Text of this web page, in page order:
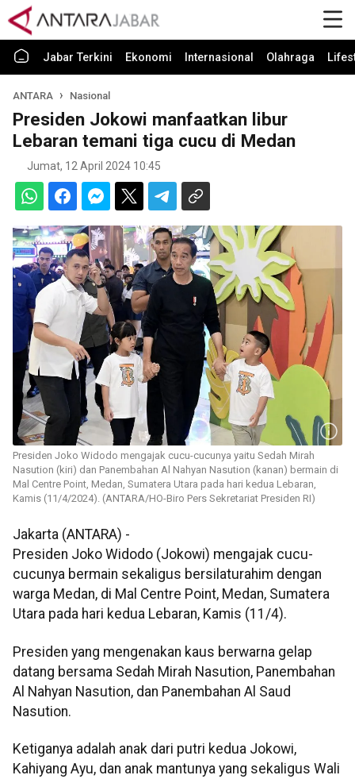
Jabar Terkini Ekonomi Internasional Olahraga
ANTARA Nasional
Presiden Jokowi manfaatkan libur
Lebaran temani tiga cucu di Medan
Jumat, 12 April 2024 10:45
Presiden Joko Widodo mengajak cucu-cucunya yaitu Sedah Mirah
Nasution (kiri) dan Panembahan Al Nahyan Nasution (kanan) bermain di
Mal Centre Point, Medan, Sumatera Utara pada hari kedua Lebaran,
Kamis (11/4/2024). (ANTARA/HO-Biro Pers Sekretariat Presiden RI)
Jakarta (ANTARA) -
Presiden Joko Widodo (Jokowi) mengajak cucu-
cucunya bermain sekaligus bersilaturahim dengan
warga Medan, di Mal Centre Point, Medan, Sumatera
Utara pada hari kedua Lebaran, Kamis (11/4).
Presiden yang mengenakan kaus berwarna gelap
datang bersama Sedah Mirah Nasution, Panembahan
Al Nahyan Nasution, dan Panembahan Al Saud
Nasution.
Ketiganya adalah anak dari putri kedua Jokowi,
Kahiyang Ayu, dan anak mantunya yang sekaligus Wali